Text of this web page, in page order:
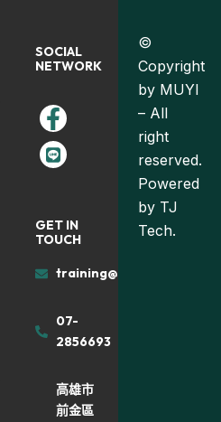
SOCIAL
NETWORK
GET IN
TOUCH
training@muyiland.com
07-
2856693
高雄市
前金區
©
Copyright
by MUYI
– All
right
reserved.
Powered
by TJ
Tech.